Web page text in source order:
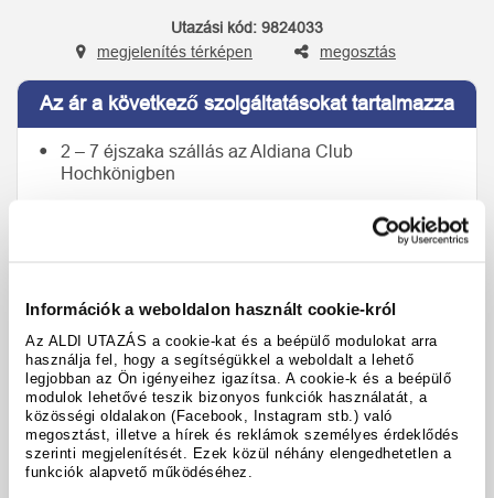
Információk a weboldalon használt cookie-król
Az ALDI UTAZÁS a cookie-kat és a beépülő modulokat arra
használja fel, hogy a segítségükkel a weboldalt a lehető
legjobban az Ön igényeihez igazítsa. A cookie-k és a beépülő
modulok lehetővé teszik bizonyos funkciók használatát, a
közösségi oldalakon (Facebook, Instagram stb.) való
megosztást, illetve a hírek és reklámok személyes érdeklődés
szerinti megjelenítését. Ezek közül néhány elengedhetetlen a
funkciók alapvető működéséhez.
Utazási kód: 9824033
megjelenítés térképen
megosztás
Az ár a következő szolgáltatásokat tartalmazza
2 – 7 éjszaka szállás az Aldiana Club
Hochkönigben
Étkezés: félpanzió plusz reggeli büfé, délutáni
uzsonna, vacsora büfé vagy tematikus vacsora,
A szálloda wellnessrészlegének használata
(nyitvatartási idő a helyszínen kifüggesztett vagy
online információk szerint)
Guest Mobility Ticket (a tartózkodás ideje alatt
érvényes, a szolgáltatások részben szezontól
függnek)